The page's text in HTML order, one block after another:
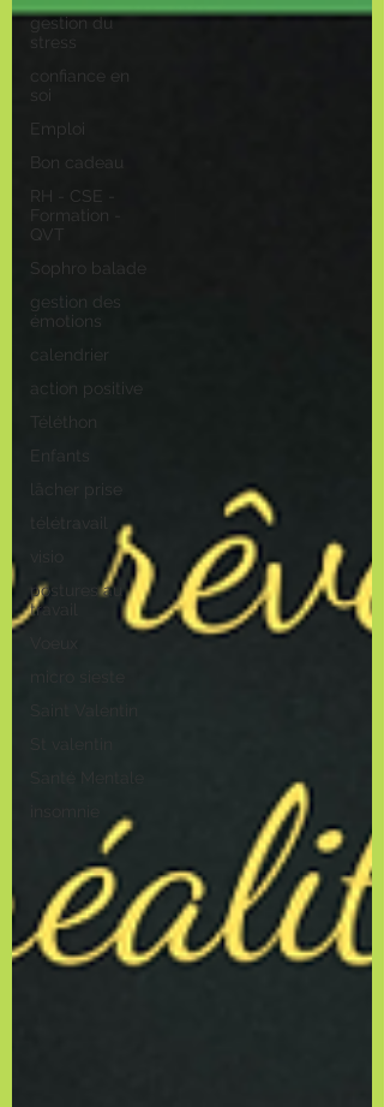
gestion du
stress
confiance en
Emploi
Bon cadeau
RH - CSE -
Formation -
QVT
Sophro balade
gestion des
émotions
calendrier
action positive
Téléthon
Enfants
lâcher prise
postures au
travail